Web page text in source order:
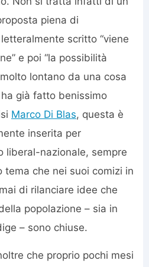
piena di
scritto “viene
e poi “la possibilità
lontano da una cosa
già fatto benissimo
Marco Di Blas, questa è
inserita per
liberal-nazionale, sempre
tema che nei suoi comizi in
di rilanciare idee che
popolazione – sia in
– sono chiuse.
che proprio pochi mesi